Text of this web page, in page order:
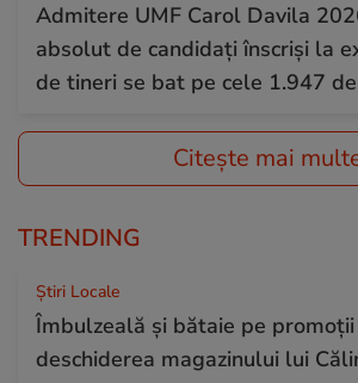
Admitere UMF Carol Davila
absolut de candidați înscriși la
de tineri se bat pe cele 1.947
Citește mai
TRENDING
Știri Locale
Îmbulzeală și bătaie pe
deschiderea magazinului lui